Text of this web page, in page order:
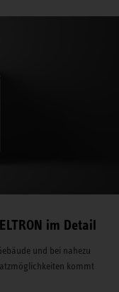
im Detail
und bei nahezu
kommt